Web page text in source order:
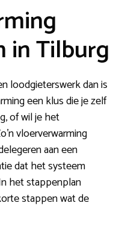
in Tilburg
loodgieterswerk dan is
een klus die je zelf
of wil je het
vloerverwarming
aan een
dat het systeem
het stappenplan
stappen wat de